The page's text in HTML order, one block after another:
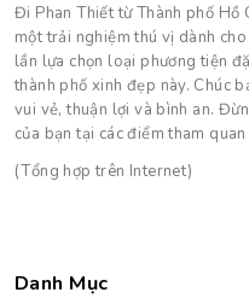
Đi Phan Thiết từ Thành phố Hồ
một trải nghiệm thú vị dành
lần lựa chọn loại phương tiện
thành phố xinh đẹp này. Chúc
vui vẻ, thuận lợi và bình an.
của bạn tại các điểm tham
(Tổng hợp trên Internet)
Danh Mục